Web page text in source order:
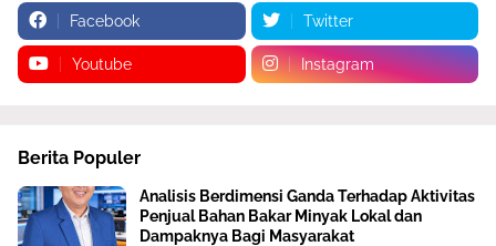
Facebook Twitter
Youtube Instagram
Berita Populer
Analisis Berdimensi Ganda Terhadap Aktivitas
Penjual Bahan Bakar Minyak Lokal dan
Dampaknya Bagi Masyarakat